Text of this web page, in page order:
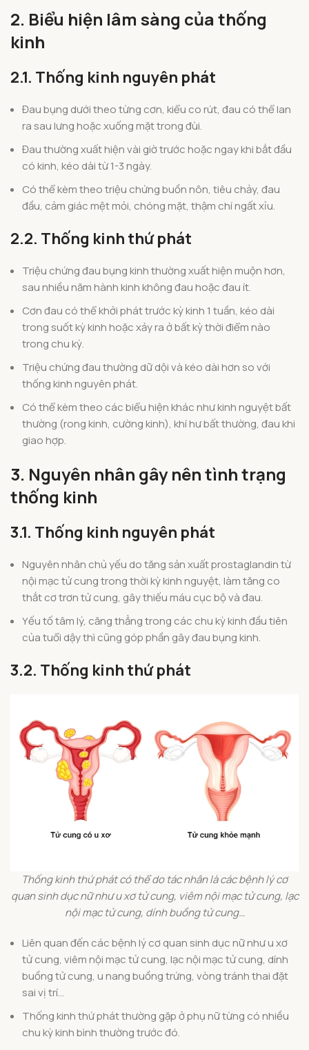
2. Biểu hiện lâm sàng của thống
kinh
2.1. Thống kinh nguyên phát
Đau bụng dưới theo từng cơn, kiểu co rút, đau có thể lan
ra sau lưng hoặc xuống mặt trong đùi.
Đau thường xuất hiện vài giờ trước hoặc ngay khi bắt đầu
có kinh, kéo dài từ 1-3 ngày.
Có thể kèm theo triệu chứng buồn nôn, tiêu chảy, đau
đầu, cảm giác mệt mỏi, chóng mặt, thậm chí ngất xỉu.
2.2. Thống kinh thứ phát
Triệu chứng đau bụng kinh thường xuất hiện muộn hơn,
sau nhiều năm hành kinh không đau hoặc đau ít.
Cơn đau có thể khởi phát trước kỳ kinh 1 tuần, kéo dài
trong suốt kỳ kinh hoặc xảy ra ở bất kỳ thời điểm nào
trong chu kỳ.
Triệu chứng đau thường dữ dội và kéo dài hơn so với
thống kinh nguyên phát.
Có thể kèm theo các biểu hiện khác như kinh nguyệt bất
thường (rong kinh, cường kinh), khí hư bất thường, đau khi
giao hợp.
3. Nguyên nhân gây nên tình trạng
thống kinh
3.1. Thống kinh nguyên phát
Nguyên nhân chủ yếu do tăng sản xuất prostaglandin từ
nội mạc tử cung trong thời kỳ kinh nguyệt, làm tăng co
thắt cơ trơn tử cung, gây thiếu máu cục bộ và đau.
Yếu tố tâm lý, căng thẳng trong các chu kỳ kinh đầu tiên
của tuổi dậy thì cũng góp phần gây đau bụng kinh.
3.2. Thống kinh thứ phát
Thống kinh thứ phát có thể do tác nhân là các bệnh lý cơ
quan sinh dục nữ như u xơ tử cung, viêm nội mạc tử cung, lạc
nội mạc tử cung, dính buồng tử cung…
Liên quan đến các bệnh lý cơ quan sinh dục nữ như u xơ
tử cung, viêm nội mạc tử cung, lạc nội mạc tử cung, dính
buồng tử cung, u nang buồng trứng, vòng tránh thai đặt
sai vị trí…
Thống kinh thứ phát thường gặp ở phụ nữ từng có nhiều
chu kỳ kinh bình thường trước đó.